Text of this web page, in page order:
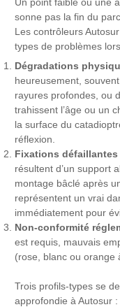
Un point faible ou une
sonne pas la fin du
Les contrôleurs
types de problèmes
Dégradations
heureusement,
rayures profondes, ou
trahissent l’âge ou un
la surface du
réflexion.
Fixations défaillantes
résultent d’un support
montage bâclé après
représentent un vrai
immédiatement pour
Non-conformité
est requis, mauvais
(rose, blanc ou orange
Trois profils-types se
approfondie à Autosur :